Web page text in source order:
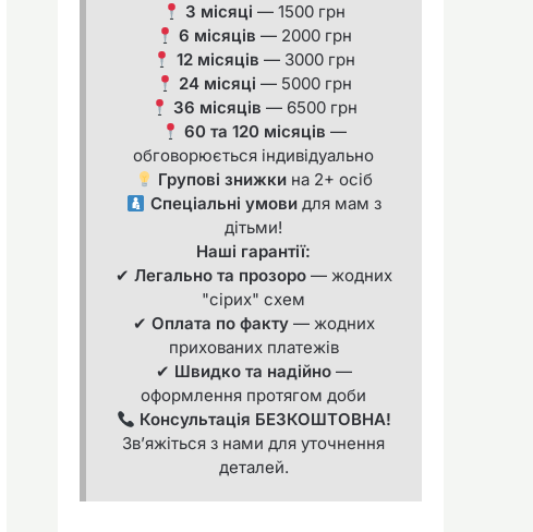
3 місяці — 1500 грн
6 місяців — 2000 грн
12 місяців — 3000 грн
24 місяці — 5000 грн
36 місяців — 6500 грн
60 та 120 місяців —
обговорюється індивідуально
Групові знижки на 2+ осіб
Спеціальні умовидля мам з
дітьми!
Наші гарантії:
✔ Легально та прозоро— жодних
"сірих" схем
✔ Оплата по факту— жодних
прихованих платежів
✔ Швидко та надійно—
оформлення протягом доби
Консультація БЕЗКОШТОВНА!
Зв’яжіться з нами для уточнення
деталей.